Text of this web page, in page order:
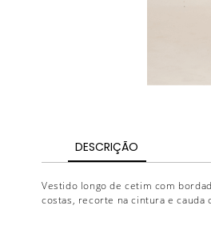
DESCRIÇÃO
Vestido longo de cetim com
costas, recorte na cintura e cauda